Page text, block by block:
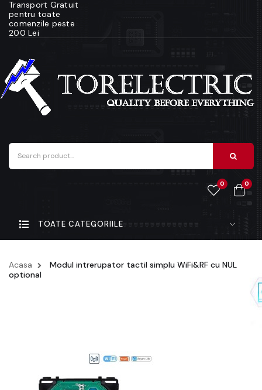
Transport Gratuit
pentru toate
comenzile peste
200 Lei
0 0
TOATE CATEGORIILE
Acasa
Modul intrerupator tactil simplu WiFi&RF cu NUL
optional